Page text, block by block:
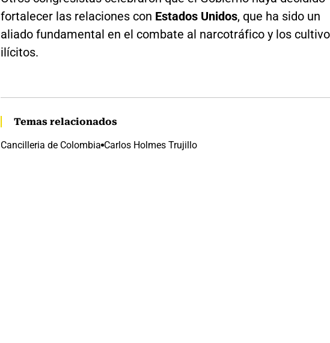
fortalecer las relaciones con Estados Unidos, que ha sido un
aliado fundamental en el combate al narcotráfico y los
ilícitos.
Temas relacionados
Cancilleria de Colombia Carlos Holmes Trujillo